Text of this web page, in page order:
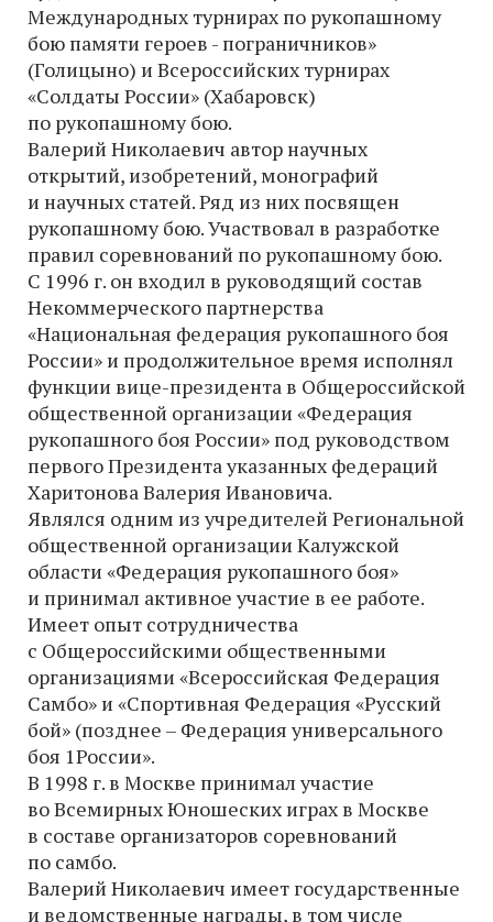
Международных турнирах по рукопашному
бою памяти героев - пограничников»
(Голицыно) и Всероссийских турнирах
«Солдаты России» (Хабаровск)
по рукопашному бою.
Валерий Николаевич автор научных
открытий, изобретений, монографий
и научных статей. Ряд из них посвящен
рукопашному бою. Участвовал в разработке
правил соревнований по рукопашному бою.
С 1996 г. он входил в руководящий состав
Некоммерческого партнерства
«Национальная федерация рукопашного боя
России» и продолжительное время исполнял
функции вице-президента в Общероссийской
общественной организации «Федерация
рукопашного боя России» под руководством
первого Президента указанных федераций
Харитонова Валерия Ивановича.
Являлся одним из учредителей Региональной
общественной организации Калужской
области «Федерация рукопашного боя»
и принимал активное участие в ее работе.
Имеет опыт сотрудничества
с Общероссийскими общественными
организациями «Всероссийская Федерация
Самбо» и «Спортивная Федерация «Русский
бой» (позднее – Федерация универсального
боя 1России».
В 1998 г. в Москве принимал участие
во Всемирных Юношеских играх в Москве
в составе организаторов соревнований
по самбо.
Валерий Николаевич имеет государственные
и ведомственные награды, в том числе